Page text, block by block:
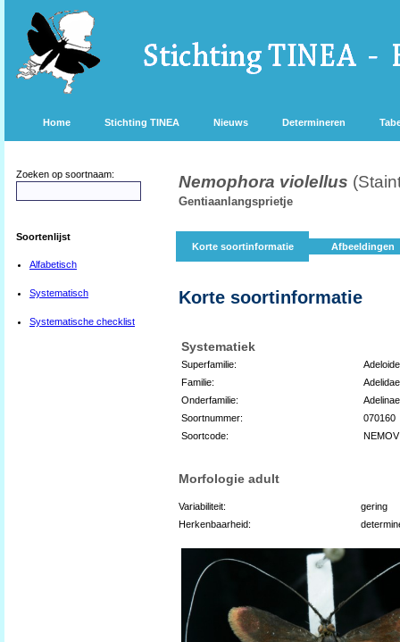
Home Stichting TINEA Nieuws Determineren
Zoeken op soortnaam:
Soortenlijst
Alfabetisch
Systematisch
Systematische checklist
Nemophora violellus
Gentiaanlangsprietje
Korte soortinformatie Afbeeldingen
Korte soortinformatie
Systematiek
Superfamilie:
Familie:
Adelidae
Onderfamilie:
Adelinae
Soortnummer:
070160
Soortcode:
Morfologie adult
Variabiliteit:
gering
Herkenbaarheid: